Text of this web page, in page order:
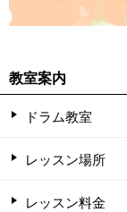
教室案内
ドラム教室
レッスン場所
レッスン料金